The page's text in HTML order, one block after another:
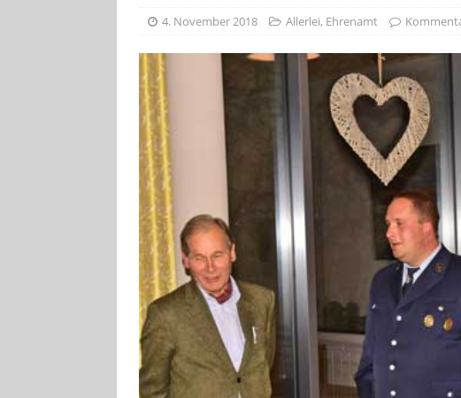
[ 4. August 2026 ]
Aiwanger
[ 7. August 2026 ]
Pappenheim
KIRCHEN
4. November 2018 Allerlei, Ehrenamt